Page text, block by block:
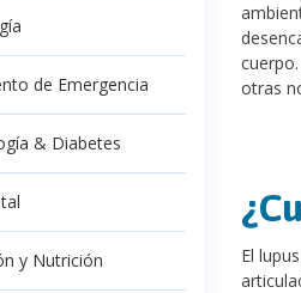
de Emergencia
& Diabetes
y Nutrición
otras
El